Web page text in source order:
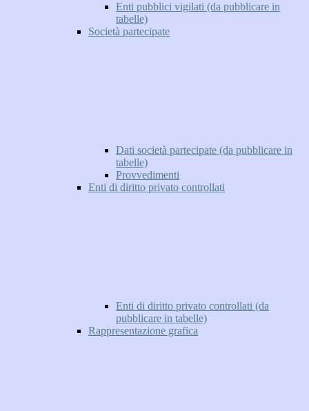
Enti pubblici vigilati (da pubblicare in
tabelle)
Società partecipate
Dati società partecipate (da pubblicare in
tabelle)
Provvedimenti
Enti di diritto privato controllati
Enti di diritto privato controllati (da
pubblicare in tabelle)
Rappresentazione grafica